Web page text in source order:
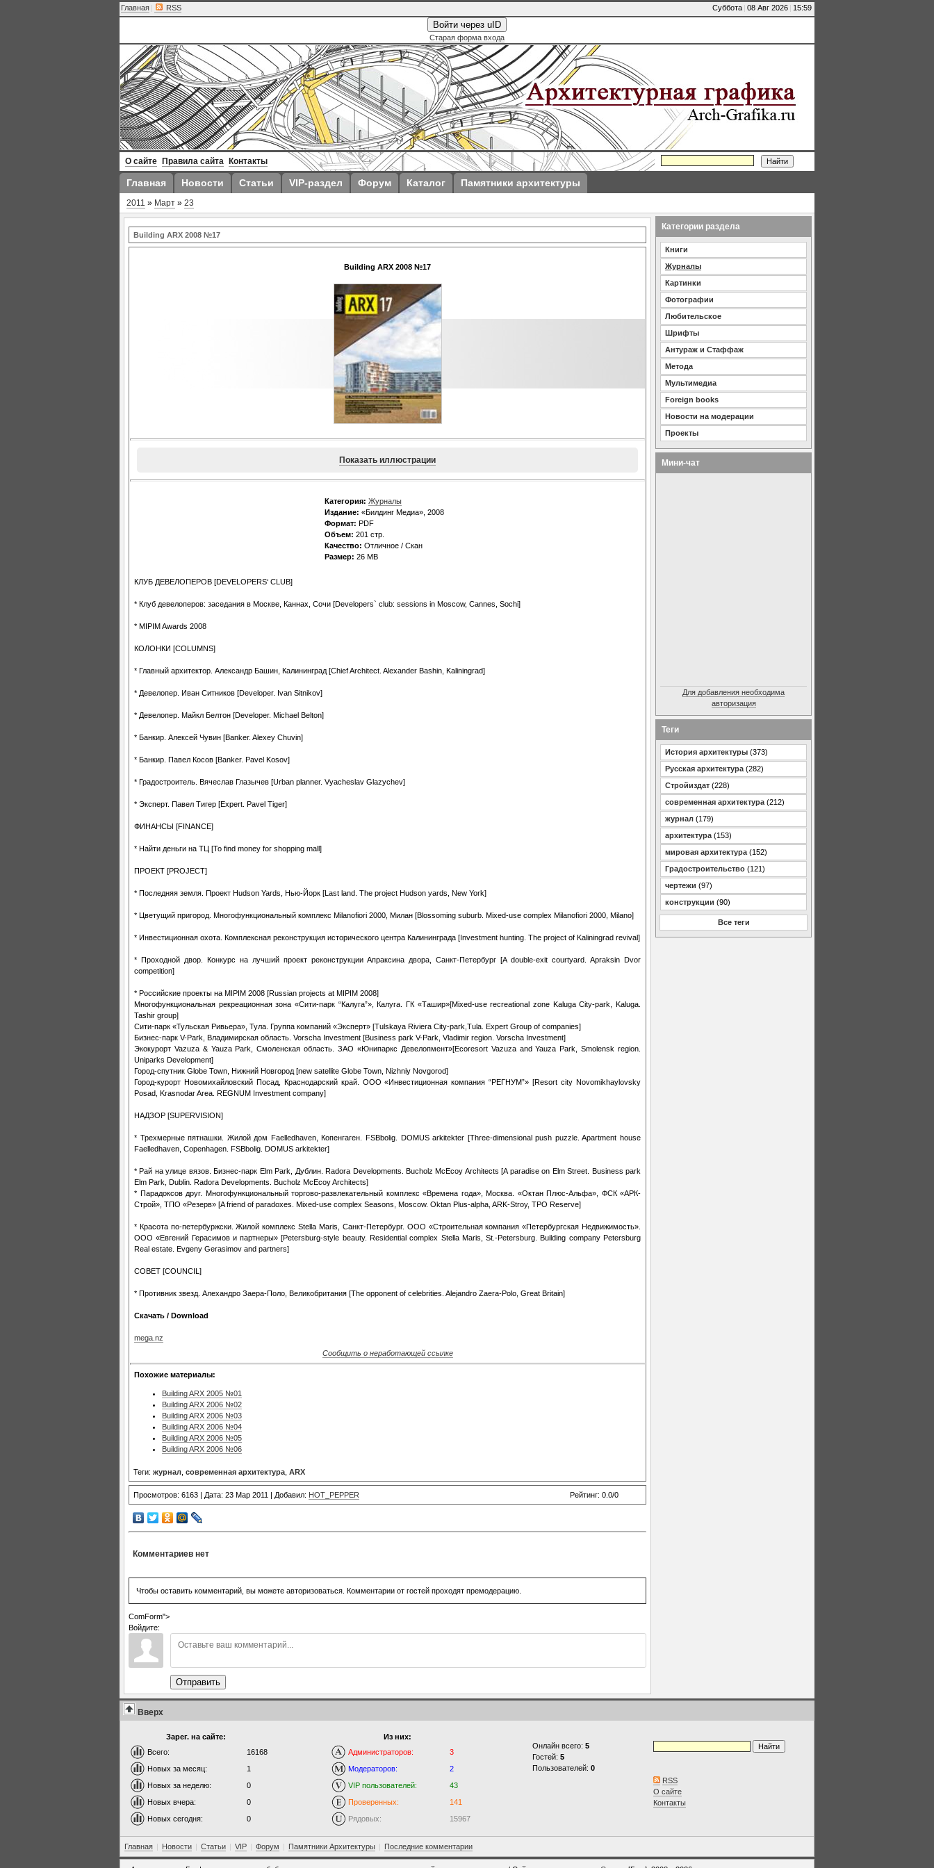
Суббота | 08 Авг 2026 | 15:59
Главная | RSS
Войти через uID
Старая форма входа
О сайте Правила сайта Контакты
Главная Новости Статьи VIP-раздел Форум Каталог Памятники архитектуры
2011 » Март » 23
Building ARX 2008 №17
Building ARX 2008 №17
Показать иллюстрации
Категория: Журналы
Издание: «Билдинг Медиа», 2008
Формат: PDF
Объем: 201 стр.
Качество: Отличное / Скан
Размер: 26 MB
КЛУБ ДЕВЕЛОПЕРОВ [DEVELOPERS‘ CLUB]
* Клуб девелоперов: заседания в Москве, Каннах, Сочи [Developers` club: sessions in Moscow, Cannes, Sochi]
* MIPIM Awards 2008
КОЛОНКИ [COLUMNS]
* Главный архитектор. Александр Башин, Калининград [Chief Architect. Alexander Bashin, Kaliningrad]
* Девелопер. Иван Ситников [Developer. Ivan Sitnikov]
* Девелопер. Майкл Белтон [Developer. Michael Belton]
* Банкир. Алексей Чувин [Banker. Alexey Chuvin]
* Банкир. Павел Косов [Banker. Pavel Kosov]
* Градостроитель. Вячеслав Глазычев [Urban planner. Vyacheslav Glazychev]
* Эксперт. Павел Тигер [Expert. Pavel Tiger]
ФИНАНСЫ [FINANCE]
* Найти деньги на ТЦ [To find money for shopping mall]
ПРОЕКТ [PROJECT]
* Последняя земля. Проект Hudson Yards, Нью-Йорк [Last land. The project Hudson yards, New York]
* Цветущий пригород. Многофункциональный комплекс Milanofiori 2000, Милан [Blossoming suburb. Mixed-use complex Milanofiori 2000, Milano]
* Инвестиционная охота. Комплексная реконструкция исторического центра Калининграда [Investment hunting. The project of Kaliningrad revival]
* Проходной двор. Конкурс на лучший проект реконструкции Апраксина двора, Санкт-Петербург [A double-exit courtyard. Apraksin Dvor
competition]
* Российские проекты на MIPIM 2008 [Russian projects at MIPIM 2008]
Многофункциональная рекреационная зона «Сити-парк “Калуга”», Калуга. ГК «Ташир»[Mixed-use recreational zone Kaluga City-park, Kaluga.
Tashir group]
Сити-парк «Тульская Ривьера», Тула. Группа компаний «Эксперт» [Tulskaya Riviera City-park,Tula. Expert Group of companies]
Бизнес-парк V-Park, Владимирская область. Vorscha Investment [Business park V-Park, Vladimir region. Vorscha Investment]
Экокурорт Vazuza & Yauza Park, Смоленская область. ЗАО «Юнипаркс Девелопмент»[Ecoresort Vazuza and Yauza Park, Smolensk region.
Uniparks Development]
Город-спутник Globe Town, Нижний Новгород [new satellite Globe Town, Nizhniy Novgorod]
Город-курорт Новомихайловский Посад, Краснодарский край. ООО «Инвестиционная компания “РЕГНУМ”» [Resort city Novomikhaylovsky
Posad, Krasnodar Area. REGNUM Investment company]
НАДЗОР [SUPERVISION]
* Трехмерные пятнашки. Жилой дом Faelledhaven, Копенгаген. FSBbolig. DOMUS arkitekter [Three-dimensional push puzzle. Apartment house
Faelledhaven, Copenhagen. FSBbolig. DOMUS arkitekter]
* Рай на улице вязов. Бизнес-парк Elm Park, Дублин. Radora Developments. Bucholz McEcoy Architects [A paradise on Elm Street. Business park
Elm Park, Dublin. Radora Developments. Bucholz McEcoy Architects]
* Парадоксов друг. Многофункциональный торгово-развлекательный комплекс «Времена года», Москва. «Октан Плюс-Альфа», ФСК «АРК-
Строй», ТПО «Резерв» [A friend of paradoxes. Mixed-use complex Seasons, Moscow. Оktan Plus-alpha, ARK-Stroy, TPO Reserve]
* Красота по-петербуржски. Жилой комплекс Stella Maris, Санкт-Петербург. ООО «Строительная компания «Петербургская Недвижимость».
ООО «Евгений Герасимов и партнеры» [Petersburg-style beauty. Residential complex Stella Maris, St.-Petersburg. Building company Petersburg
Real estate. Evgeny Gerasimov and partners]
СОВЕТ [COUNCIL]
* Противник звезд. Алехандро Заера-Поло, Великобритания [The opponent of celebrities. Alejandro Zaera-Polo, Great Britain]
Скачать / Download
mega.nz
Сообщить о неработающей ссылке
Похожие материалы:
Building ARX 2005 №01
Building ARX 2006 №02
Building ARX 2006 №03
Building ARX 2006 №04
Building ARX 2006 №05
Building ARX 2006 №06
Теги: журнал современная архитектура ARX
Просмотров: 6163 | Дата: 23 Мар 2011 | Добавил: HOT_PEPPER Рейтинг: 0.0/0
Комментариев нет
Чтобы оставить комментарий, вы можете авторизоваться. Комментарии от гостей проходят премодерацию.
ComForm">
Войдите:
Отправить
Категории раздела
Книги
Журналы
Картинки
Фотографии
Любительское
Шрифты
Антураж и Стаффаж
Метода
Мультимедиа
Foreign books
Новости на модерации
Проекты
Мини-чат
Для добавления необходима
авторизация
Теги
История архитектуры (373)
Русская архитектура (282)
Стройиздат (228)
современная архитектура (212)
журнал (179)
архитектура (153)
мировая архитектура (152)
Градостроительство (121)
чертежи (97)
конструкции (90)
Все теги
Вверх
Зарег. на сайте:
Всего:
16168
Новых за месяц:
1
Новых за неделю:
0
Новых вчера:
0
Новых сегодня:
0
Из них:
Администраторов:
3
Модераторов:
2
VIP пользователей:
43
Проверенных:
141
Рядовых:
15967
Онлайн всего: 5
Гостей: 5
Пользователей: 0
RSS
О сайте
Контакты
Главная | Новости | Статьи | VIP | Форум | Памятники Архитектуры | Последние комментарии